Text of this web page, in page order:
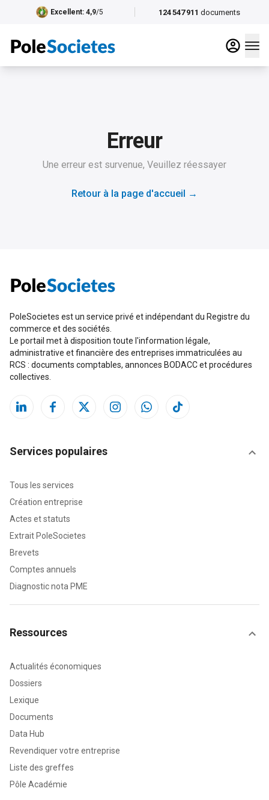
124 547 911 documents
Excellent: 4,9/5
Erreur
Une erreur est survenue, Veuillez réessayer
Retour à la page d'accueil →
PoleSocietes est un service privé et indépendant du Registre du
commerce et des sociétés.
Le portail met à disposition toute l'information légale,
administrative et financière des entreprises immatriculées au
RCS : documents comptables, annonces BODACC et procédures
collectives.
Services populaires
Tous les services
Création entreprise
Actes et statuts
Extrait PoleSocietes
Brevets
Comptes annuels
Diagnostic nota PME
Ressources
Actualités économiques
Dossiers
Lexique
Documents
Data Hub
Revendiquer votre entreprise
Liste des greffes
Pôle Académie